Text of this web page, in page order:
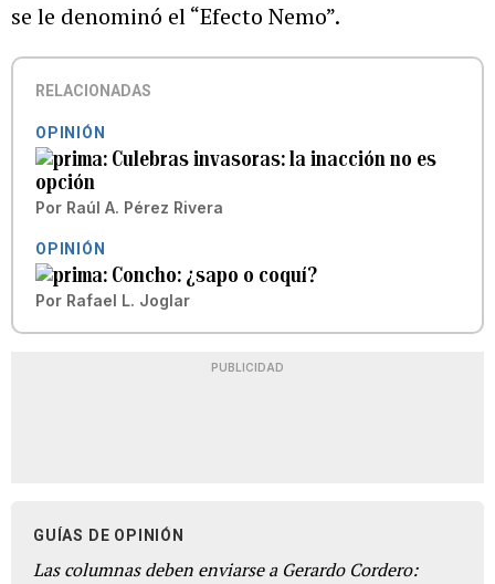
se le denominó el “Efecto Nemo”.
RELACIONADAS
OPINIÓN
Culebras invasoras: la inacción no es
opción
Por Raúl A. Pérez Rivera
OPINIÓN
Concho: ¿sapo o coquí?
Por Rafael L. Joglar
PUBLICIDAD
GUÍAS DE OPINIÓN
Las columnas deben enviarse a Gerardo Cordero: